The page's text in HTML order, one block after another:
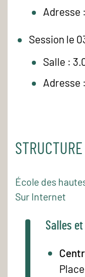
Adresse
Session le
Salle :
Adresse
STRUCTURE
École des
Sur Internet
Salles